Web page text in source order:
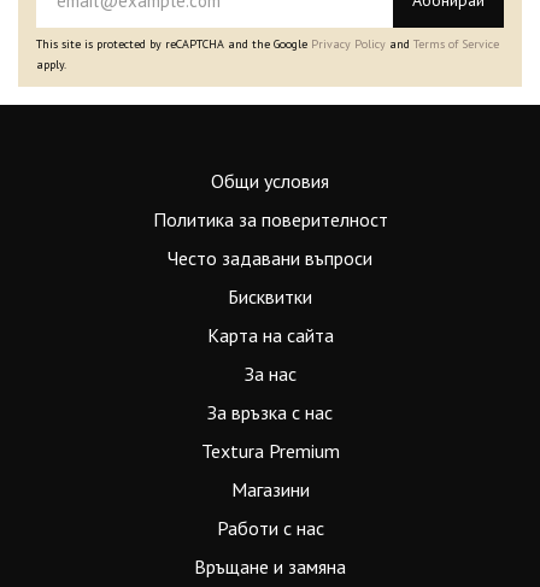
This site is protected by reCAPTCHA and the Google Privacy Policy and Terms of Service
apply.
Общи условия
Политика за поверителност
Често задавани въпроси
Бисквитки
Карта на сайта
За нас
За връзка с нас
Textura Premium
Магазини
Работи с нас
Връщане и замяна